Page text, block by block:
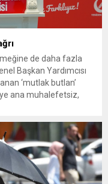
de daha fazla
Başkan Yardımcısı
‘mutlak butlan’
ana muhalefetsiz,